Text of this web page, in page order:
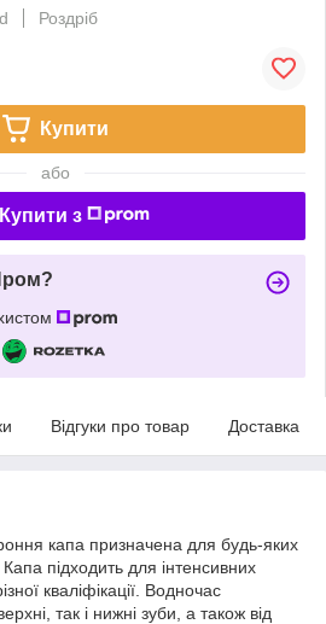
Роздріб
Купити
або
Купити з
Відгуки про товар Доставка
капа призначена для будь-яких
Капа підходить для інтенсивних
кваліфікації. Водночас
так і нижні зуби, а також від